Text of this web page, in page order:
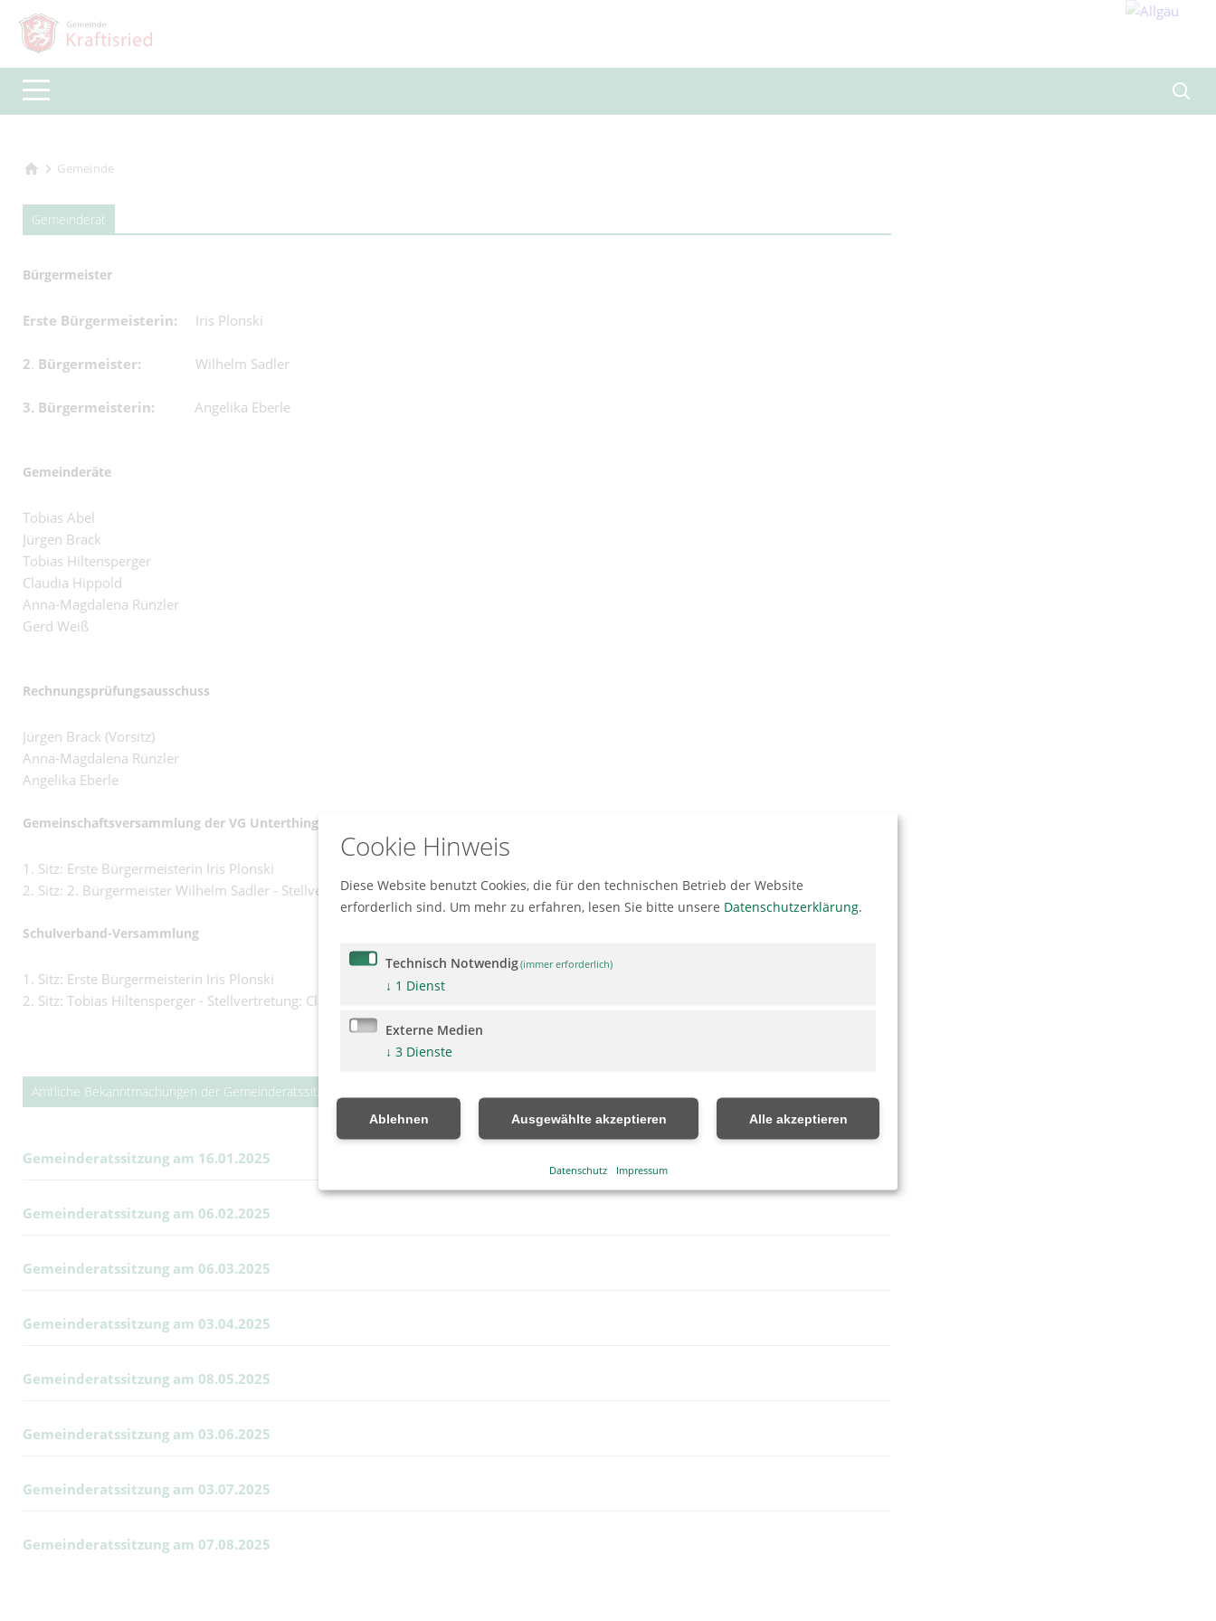
Gemeinde
Gemeinderat
Bürgermeister
Erste Bürgermeisterin: Iris Plonski
2. Bürgermeister: Wilhelm Sadler
3. Bürgermeisterin: Angelika Eberle
Gemeinderäte
Tobias Abel
Jürgen Brack
Tobias Hiltensperger
Claudia Hippold
Anna-Magdalena Rünzler
Gerd Weiß
Rechnungsprüfungsausschuss
Jürgen Brack (Vorsitz)
Anna-Magdalena Rünzler
Angelika Eberle
Gemeinschaftsversammlung der VG Unterthingau
1. Sitz: Erste Bürgermeisterin Iris Plonski
2. Sitz: 2. Bürgermeister Wilhelm Sadler - Stellvertretung: Gerd Weiß
Schulverband-Versammlung
1. Sitz: Erste Bürgermeisterin Iris Plonski
2. Sitz: Tobias Hiltensperger - Stellvertretung: Claudia Hippold
Amtliche Bekanntmachungen der Gemeinderatssitzungen 2025
Gemeinderatssitzung am 16.01.2025
Gemeinderatssitzung am 06.02.2025
Gemeinderatssitzung am 06.03.2025
Gemeinderatssitzung am 03.04.2025
Gemeinderatssitzung am 08.05.2025
Gemeinderatssitzung am 03.06.2025
Gemeinderatssitzung am 03.07.2025
Gemeinderatssitzung am 07.08.2025
Cookie Hinweis
Diese Website benutzt Cookies, die für den technischen Betrieb der Website
erforderlich sind. Um mehr zu erfahren, lesen Sie bitte unsere Datenschutzerklärung.
Technisch Notwendig(immer erforderlich)
↓ 1 Dienst
Externe Medien
↓ 3 Dienste
Ablehnen Ausgewählte akzeptieren Alle akzeptieren
Datenschutz Impressum